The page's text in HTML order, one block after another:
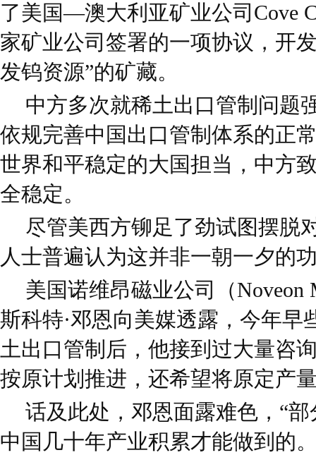
了美国—澳大利亚矿业公司Cove
家矿业公司签署的一项协议，开
发钨资源”的矿藏。
中方多次就稀土出口管制问题
依规完善中国出口管制体系的正
世界和平稳定的大国担当，中方
全稳定。
尽管美西方铆足了劲试图摆脱
人士普遍认为这并非一朝一夕的
美国诺维昂磁业公司（Noveon
斯科特·邓恩向美媒透露，今年早
土出口管制后，他接到过大量咨
按原计划推进，还希望将原定产
话及此处，邓恩面露难色，“
中国几十年产业积累才能做到的